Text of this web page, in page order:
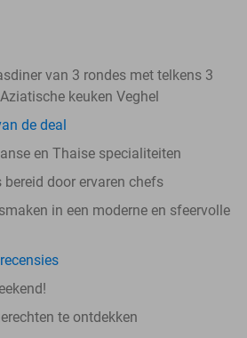
van 3 rondes met telkens 3
keuken Veghel
de deal
en Thaise specialiteiten
door ervaren chefs
in een moderne en sfeervolle
te ontdekken